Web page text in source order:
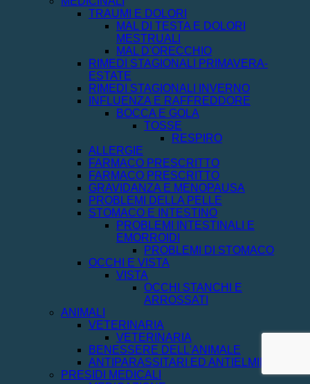
TRAUMI E DOLORI
MAL DI TESTA E DOLORI
MESTRUALI
MAL D'ORECCHIO
RIMEDI STAGIONALI PRIMAVERA-
ESTATE
RIMEDI STAGIONALI INVERNO
INFLUENZA E RAFFREDDORE
BOCCA E GOLA
TOSSE
RESPIRO
ALLERGIE
FARMACO PRESCRITTO
FARMACO PRESCRITTO
GRAVIDANZA E MENOPAUSA
PROBLEMI DELLA PELLE
STOMACO E INTESTINO
PROBLEMI INTESTINALI E
EMORROIDI
PROBLEMI DI STOMACO
OCCHI E VISTA
VISTA
OCCHI STANCHI E
ARROSSATI
ANIMALI
VETERINARIA
VETERINARIA
BENESSERE DELL'ANIMALE
ANTIPARASSITARI ED ANTIELMINTICI
PRESIDI MEDICALI